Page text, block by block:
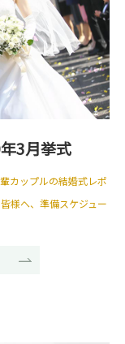
3月挙式
カップルの結婚式レポ
様へ、準備スケジュー